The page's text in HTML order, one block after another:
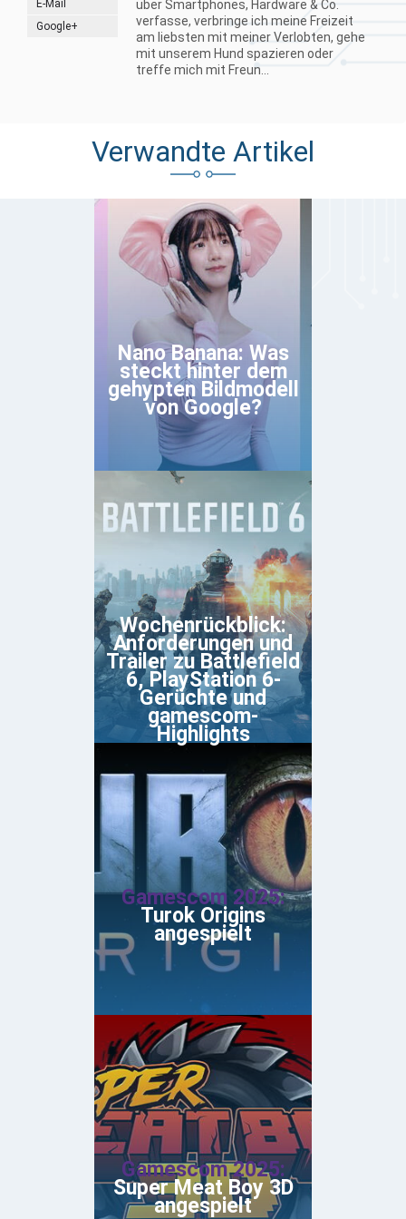
E-Mail
Google+
über Smartphones, Hardware & Co.
verfasse, verbringe ich meine Freizeit
am liebsten mit meiner Verlobten, gehe
mit unserem Hund spazieren oder
treffe mich mit Freun...
Verwandte Artikel
Nano Banana: Was
steckt hinter dem
gehypten Bildmodell
von Google?
Wochenrückblick:
Anforderungen und
Trailer zu Battlefield
6, PlayStation 6-
Gerüchte und
gamescom-
Highlights
Gamescom 2025:
Turok Origins
angespielt
Gamescom 2025:
Super Meat Boy 3D
angespielt